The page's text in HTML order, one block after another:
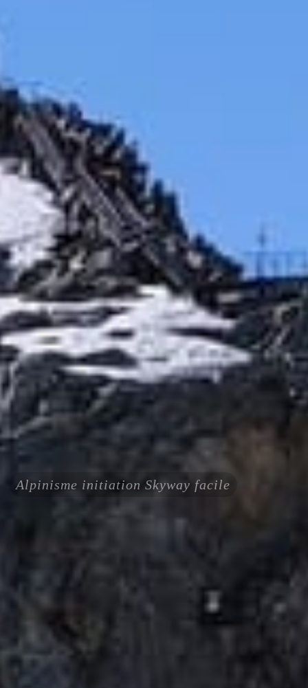
Alpinisme initiation Skyway facile